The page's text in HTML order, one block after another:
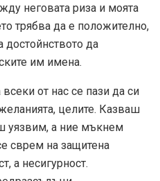
неговата риза и моята
трябва да е положително,
достойнството да
им имена.
от нас се пази да си
целите. Казваш
уязвим, а ние мъкнем
сврем на защитена
а несигурност.